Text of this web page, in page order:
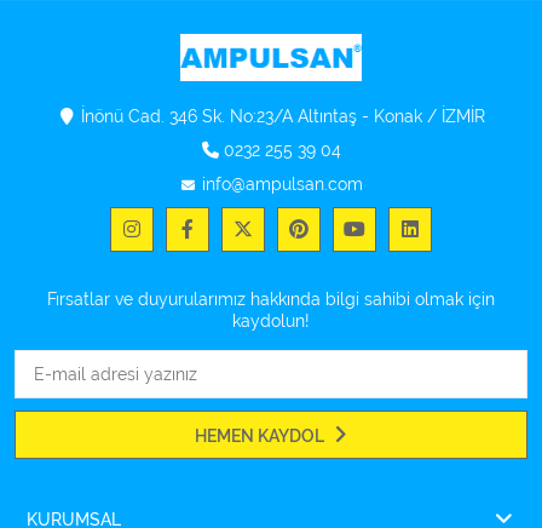
İnönü Cad. 346 Sk. No:23/A Altıntaş - Konak / İZMİR
0232 255 39 04
info@ampulsan.com
Fırsatlar ve duyurularımız hakkında bilgi sahibi olmak için
kaydolun!
HEMEN KAYDOL
KURUMSAL